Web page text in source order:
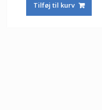
Tilføj til kurv